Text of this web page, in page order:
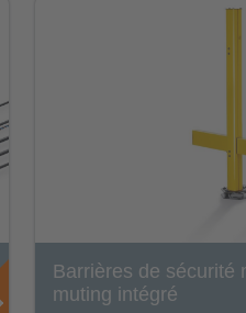
Barrières de sécurité
muting intégré